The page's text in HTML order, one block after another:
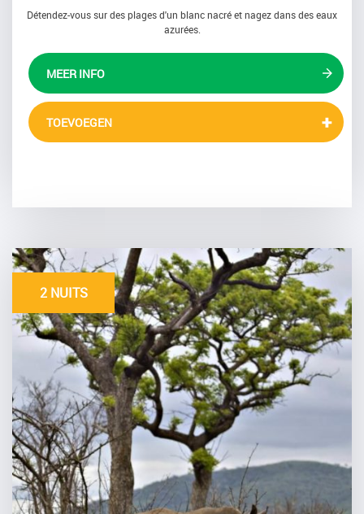
Détendez-vous sur des plages d'un blanc nacré et nagez dans des eaux
azurées.
MEER INFO
TOEVOEGEN
2 NUITS